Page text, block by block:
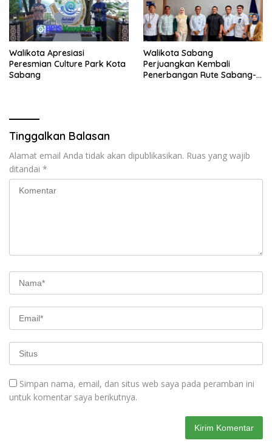
Walikota Apresiasi
Peresmian Culture Park Kota
Sabang
Walikota Sabang
Perjuangkan Kembali
Penerbangan Rute Sabang-
Tinggalkan Balasan
Alamat email Anda tidak akan dipublikasikan. Ruas yang wajib
ditandai *
Simpan nama, email, dan situs web saya pada peramban ini
untuk komentar saya berikutnya.